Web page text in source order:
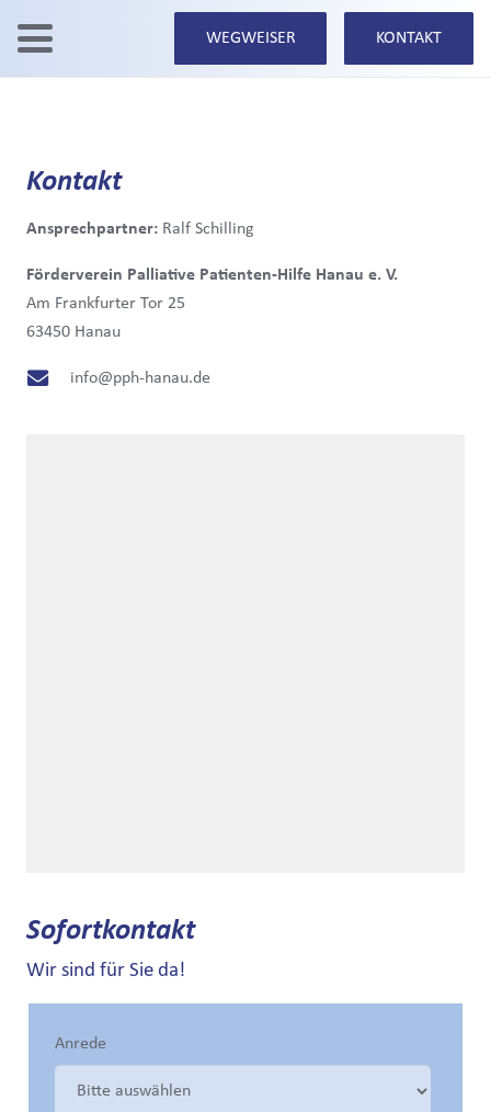
WEGWEISER KONTAKT
Kontakt
Ansprechpartner: Ralf Schilling
Förderverein Palliative Patienten-Hilfe Hanau e. V.
Am Frankfurter Tor 25
63450 Hanau
info@pph-hanau.de
Sofortkontakt
Wir sind für Sie da!
Anrede